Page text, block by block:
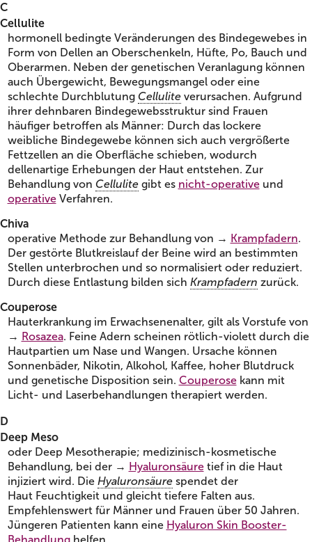
C
Cellulite
hormonell bedingte Veränderungen des Bindegewebes in
Form von Dellen an Oberschenkeln, Hüfte, Po, Bauch und
Oberarmen. Neben der genetischen Veranlagung können
auch Übergewicht, Bewegungsmangel oder eine
schlechte Durchblutung Celluliteverursachen. Aufgrund
ihrer dehnbaren Bindegewebsstruktur sind Frauen
häufiger betroffen als Männer: Durch das lockere
weibliche Bindegewebe können sich auch vergrößerte
Fettzellen an die Oberfläche schieben, wodurch
dellenartige Erhebungen der Haut entstehen. Zur
Behandlung von Cellulitegibt es nicht-operativeund
operativeVerfahren.
Chiva
operative Methode zur Behandlung von → Krampfadern.
Der gestörte Blutkreislauf der Beine wird an bestimmten
Stellen unterbrochen und so normalisiert oder reduziert.
Durch diese Entlastung bilden sich Krampfadern zurück.
Couperose
Hauterkrankung im Erwachsenenalter, gilt als Vorstufe von
→ Rosazea. Feine Adern scheinen rötlich-violett durch die
Hautpartien um Nase und Wangen. Ursache können
Sonnenbäder, Nikotin, Alkohol, Kaffee, hoher Blutdruck
und genetische Disposition sein. Couperosekann mit
Licht- und Laserbehandlungen therapiert werden.
D
Deep Meso
oder Deep Mesotherapie; medizinisch-kosmetische
Behandlung, bei der → Hyaluronsäuretief in die Haut
injiziert wird. Die Hyaluronsäurespendet der
Haut Feuchtigkeit und gleicht tiefere Falten aus.
Empfehlenswert für Männer und Frauen über 50 Jahren.
Jüngeren Patienten kann eine Hyaluron Skin Booster-